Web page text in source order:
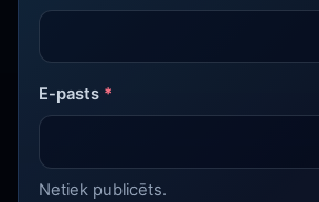
E-pasts *
Netiek publicēts.